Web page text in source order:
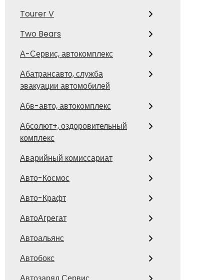
Tourer V
Two Bears
А-Сервис, автокомплекс
Абатрансавто, служба
эвакуации автомобилей
Абв-авто, автокомплекс
Абсолют+, оздоровительный
комплекс
Аварийный комиссариат
Авто-Космос
Авто-Крафт
АвтоАгрегат
Автоальянс
Автобокс